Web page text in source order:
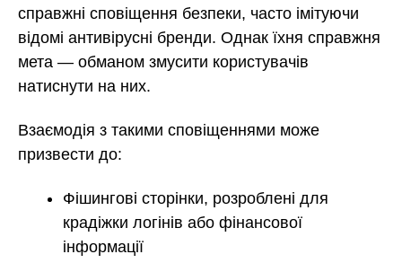
справжні сповіщення безпеки, часто імітуючи
відомі антивірусні бренди. Однак їхня справжня
мета — обманом змусити користувачів
натиснути на них.
Взаємодія з такими сповіщеннями може
призвести до:
Фішингові сторінки, розроблені для
крадіжки логінів або фінансової
інформації